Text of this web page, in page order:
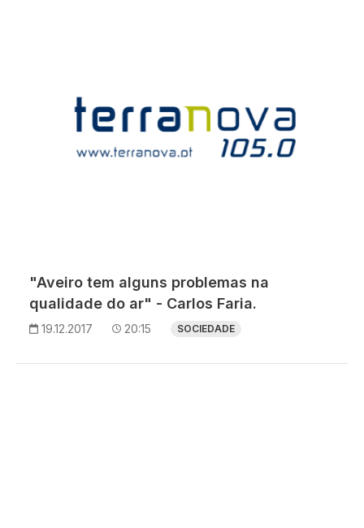
"Aveiro tem alguns problemas na
qualidade do ar" - Carlos Faria.
19.12.2017 20:15 SOCIEDADE